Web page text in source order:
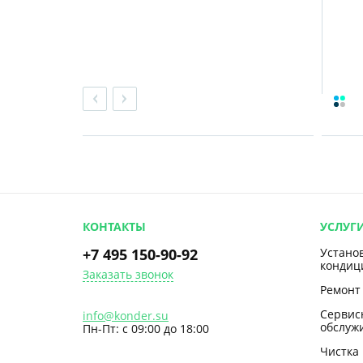
КОНТАКТЫ
+7 495 150-90-92
Заказать звонок
info@konder.su
Пн-Пт: с 09:00 до 18:00